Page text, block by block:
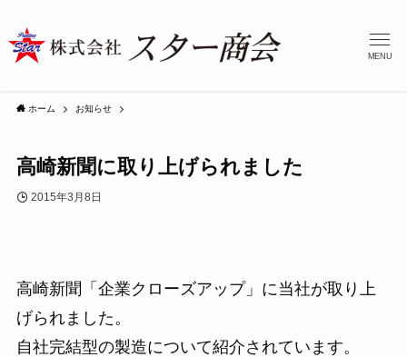
MENU
ホーム お知らせ
高崎新聞に取り上げられました
2015年3月8日
高崎新聞「企業クローズアップ」に当社が取り上
げられました。
自社完結型の製造について紹介されています。